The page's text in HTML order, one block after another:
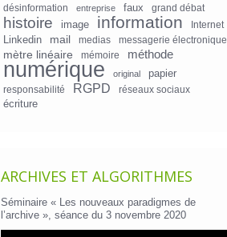
désinformation
entreprise faux grand débat
histoire image information Internet
Linkedin mail medias messagerie électronique
mètre linéaire mémoire méthode
numérique original papier
responsabilité RGPD réseaux sociaux
écriture
ARCHIVES ET ALGORITHMES
Séminaire « Les nouveaux paradigmes de
l’archive », séance du 3 novembre 2020